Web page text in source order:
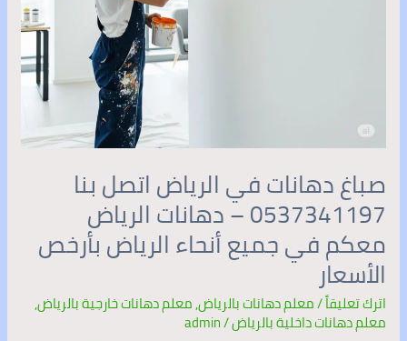
صباغ دهانات في الرياض اتصل بنا
0537341197 – دهانات الرياض
معكم في جميع أنحاء الرياض بأرخص
الأسعار
اترك تعليقاً/معلم دهانات بالرياض,معلم دهانات خارجية بالرياض,
معلم دهانات داخلية بالرياض/
admin
بأرخص
الأسعار